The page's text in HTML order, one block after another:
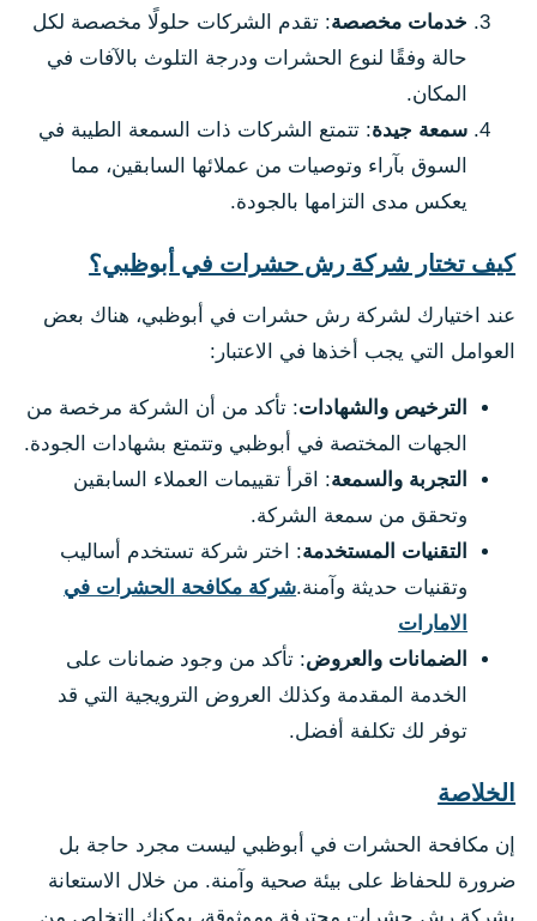
خدمات مخصصة: تقدم الشركات حلولًا مخصصة لكل
حالة وفقًا لنوع الحشرات ودرجة التلوث بالآفات في
المكان.
سمعة جيدة: تتمتع الشركات ذات السمعة الطيبة في
السوق بآراء وتوصيات من عملائها السابقين، مما
يعكس مدى التزامها بالجودة.
كيف تختار شركة رش حشرات في أبوظبي؟
عند اختيارك لشركة رش حشرات في أبوظبي، هناك بعض
العوامل التي يجب أخذها في الاعتبار:
الترخيص والشهادات: تأكد من أن الشركة مرخصة من
الجهات المختصة في أبوظبي وتتمتع بشهادات الجودة.
التجربة والسمعة: اقرأ تقييمات العملاء السابقين
وتحقق من سمعة الشركة.
التقنيات المستخدمة: اختر شركة تستخدم أساليب
وتقنيات حديثة وآمنة.شركة مكافحة الحشرات في
الامارات
الضمانات والعروض: تأكد من وجود ضمانات على
الخدمة المقدمة وكذلك العروض الترويجية التي قد
توفر لك تكلفة أفضل.
الخلاصة
إن مكافحة الحشرات في أبوظبي ليست مجرد حاجة بل
ضرورة للحفاظ على بيئة صحية وآمنة. من خلال الاستعانة